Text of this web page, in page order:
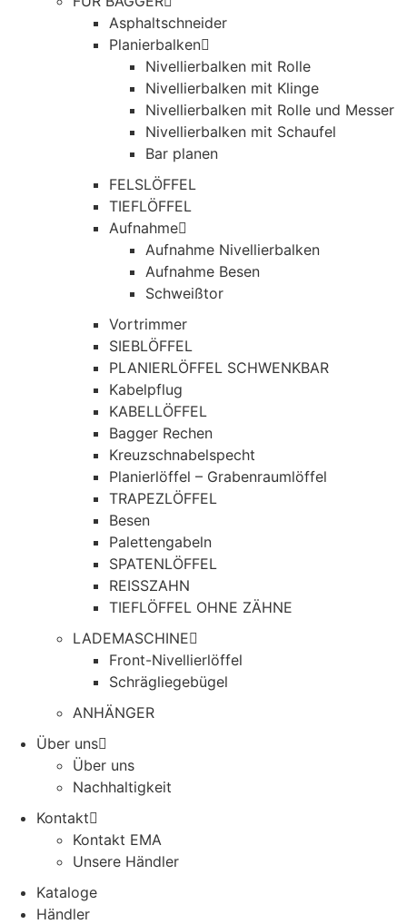
Asphaltschneider
Planierbalken
Nivellierbalken mit Rolle
Nivellierbalken mit Klinge
Nivellierbalken mit Rolle und Messer
Nivellierbalken mit Schaufel
Bar planen
FELSLÖFFEL
TIEFLÖFFEL
Aufnahme
Aufnahme Nivellierbalken
Aufnahme Besen
Schweißtor
Vortrimmer
SIEBLÖFFEL
PLANIERLÖFFEL SCHWENKBAR
Kabelpflug
KABELLÖFFEL
Bagger Rechen
Kreuzschnabelspecht
Planierlöffel – Grabenraumlöffel
TRAPEZLÖFFEL
Besen
Palettengabeln
SPATENLÖFFEL
REISSZAHN
TIEFLÖFFEL OHNE ZÄHNE
LADEMASCHINE
Front-Nivellierlöffel
Schrägliegebügel
ANHÄNGER
Über uns
Über uns
Nachhaltigkeit
Kontakt
Kontakt EMA
Unsere Händler
Kataloge
Händler